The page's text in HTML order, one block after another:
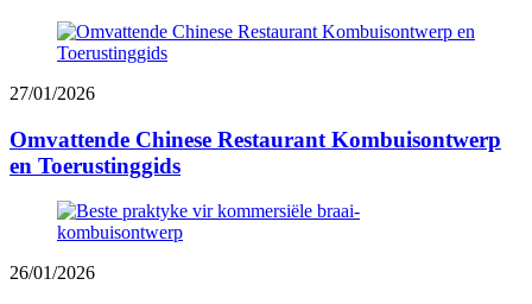
27/01/2026
Omvattende Chinese Restaurant Kombuisontwerp
en Toerustinggids
26/01/2026